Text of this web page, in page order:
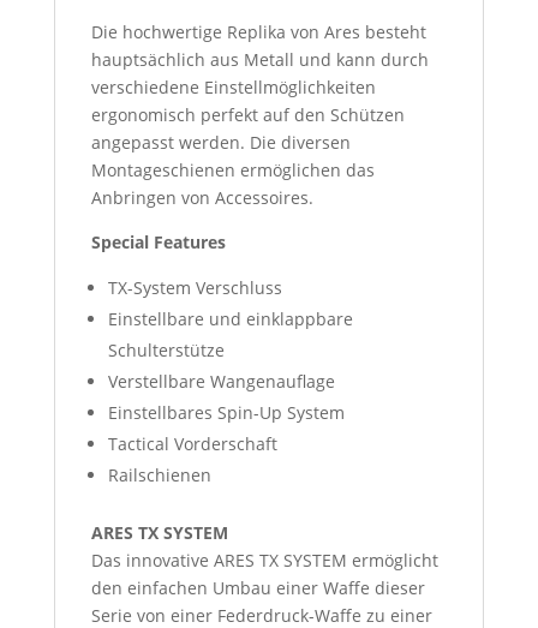
Die hochwertige Replika von Ares besteht
hauptsächlich aus Metall und kann durch
verschiedene Einstellmöglichkeiten
ergonomisch perfekt auf den Schützen
angepasst werden. Die diversen
Montageschienen ermöglichen das
Anbringen von Accessoires.
Special Features
TX-System Verschluss
Einstellbare und einklappbare
Schulterstütze
Verstellbare Wangenauflage
Einstellbares Spin-Up System
Tactical Vorderschaft
Railschienen
ARES TX SYSTEM
Das innovative ARES TX SYSTEM ermöglicht
den einfachen Umbau einer Waffe dieser
Serie von einer Federdruck-Waffe zu einer